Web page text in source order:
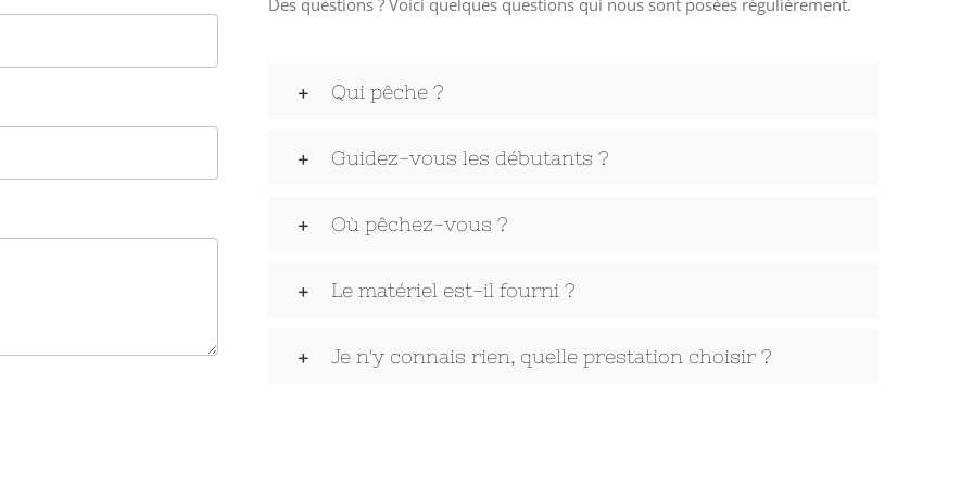
Des questions ? Voici quelques questions qui nous sont posées régulièrement.
Qui pêche ?
Guidez-vous les débutants ?
Où pêchez-vous ?
Le matériel est-il fourni ?
Je n'y connais rien, quelle prestation choisir ?